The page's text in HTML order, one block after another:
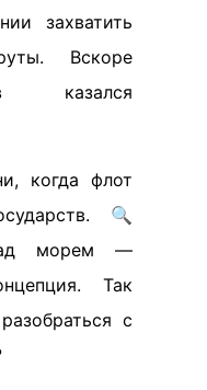
захватить
Вскоре
казался
когда флот
🔍
морем —
Так
с